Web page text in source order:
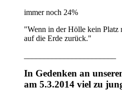
immer noch 24%
"Wenn in der Hölle kein Platz
auf die Erde zurück."
In Gedenken an
am 5.3.2014 viel zu